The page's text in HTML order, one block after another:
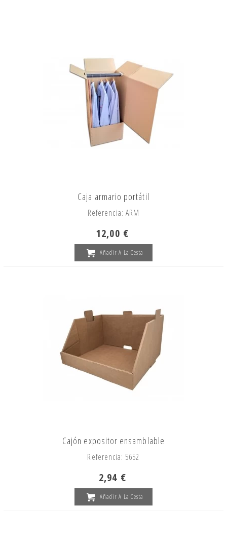
Caja armario portátil
Referencia: ARM
12,00 €
Añadir A La Cesta
Cajón expositor ensamblable
Referencia: 5652
2,94 €
Añadir A La Cesta